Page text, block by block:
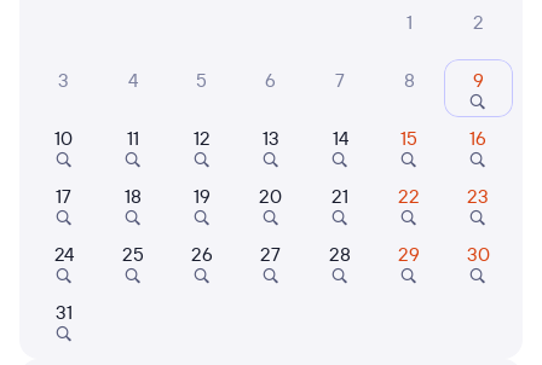
Когда
Кто едет
1
2
3 4 5 6 7 8 9
10 11 12 13 14 15 16
17 18 19 20 21 22 23
24 25 26 27 28 29 30
31